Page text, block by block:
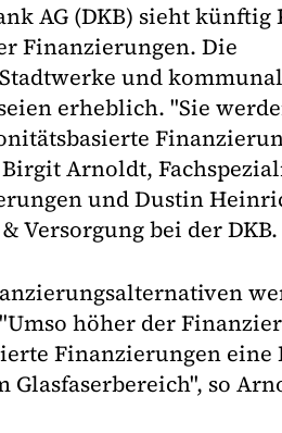
AG (DKB) sieht
Finanzierungen. Die
und
erheblich. "Sie
Arnoldt,
und Dustin
Versorgung bei der DKB.
höher der
Finanzierungen eine
so